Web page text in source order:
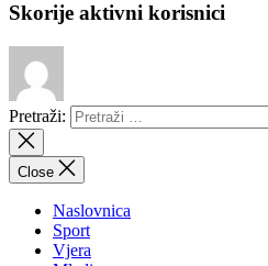
Skorije aktivni korisnici
Pretraži:
Close
Naslovnica
Sport
Vjera